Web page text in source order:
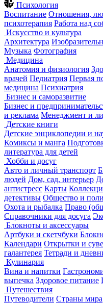
Психология
Воспитание Отношения,
психотерапия Работа над
Искусство и культура
Архитектура
Музыка Фотография
Медицина
Анатомия и физиология
врачей Педиатрия Первая
медицина Психиатрия
Бизнес и саморазвитие
Бизнес и
и реклама Менеджмент и
Детские книги
Детские энциклопедии и
Комиксы и манга
литература для детей
Хобби и досуг
Авто и личный транспорт
людей Дом, сад, интерьер
антистресс Карты
детективы Общество и
Охота и рыбалка Право
Справочники для досуга
Блокноты и аксессуары
Артбуки и скетчбуки
Календари Открытки и
галантерея Тетради и
Кулинария
Вина и напитки
выпечка Здоровое питание
Путешествия
Путеводители Страны мира